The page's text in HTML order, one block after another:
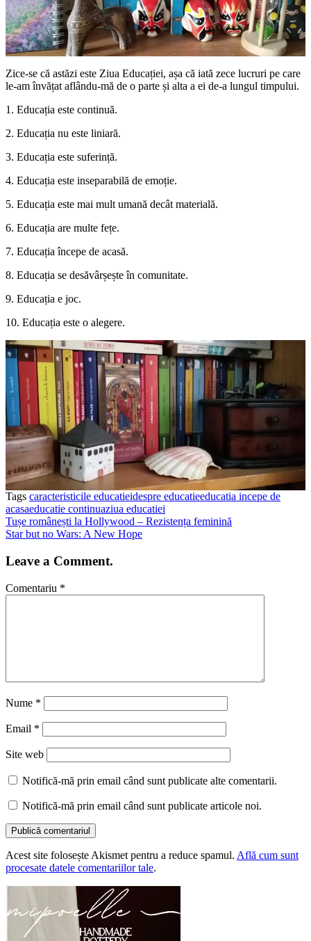
Zice-se că astăzi este Ziua Educației, așa că iată zece lucruri pe care
le-am învățat aflându-mă de o parte și alta a ei de-a lungul timpului.
1. Educația este continuă.
2. Educația nu este liniară.
3. Educația este suferință.
4. Educația este inseparabilă de emoție.
5. Educația este mai mult umană decât materială.
6. Educația are multe fețe.
7. Educația începe de acasă.
8. Educația se desăvârșește în comunitate.
9. Educația e joc.
10. Educația este o alegere.
Tags caracteristicile educatieidespre educatieeducatia incepe de
acasaeducatie continuaziua educatiei
Tușe românești la Hollywood – Rezistența feminină
Star but no Wars: A New Hope
Leave a Comment.
Comentariu *
Nume *
Email *
Site web
Notifică-mă prin email când sunt publicate alte comentarii.
Notifică-mă prin email când sunt publicate articole noi.
Acest site folosește Akismet pentru a reduce spamul. Află cum sunt
procesate datele comentariilor tale.